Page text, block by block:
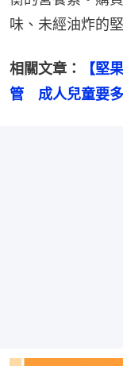
味、未經油炸的
相關文章：
【堅
管　成人兒童要